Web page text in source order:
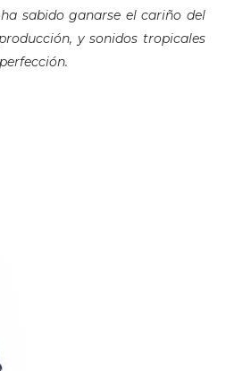
sabido ganarse el cariño del
y sonidos tropicales